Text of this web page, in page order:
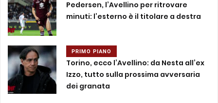
Pedersen, l’Avellino per ritrovare
minuti: l’esterno è il titolare a destra
PRIMO PIANO
Torino, ecco l’Avellino: da Nesta all’ex
Izzo, tutto sulla prossima avversaria
dei granata